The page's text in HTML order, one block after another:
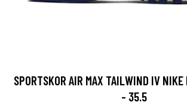
SPORTSKOR AIR MAX TAILWIND IV NIKE
- 35.5